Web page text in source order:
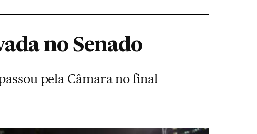
no Senado
pela Câmara no final